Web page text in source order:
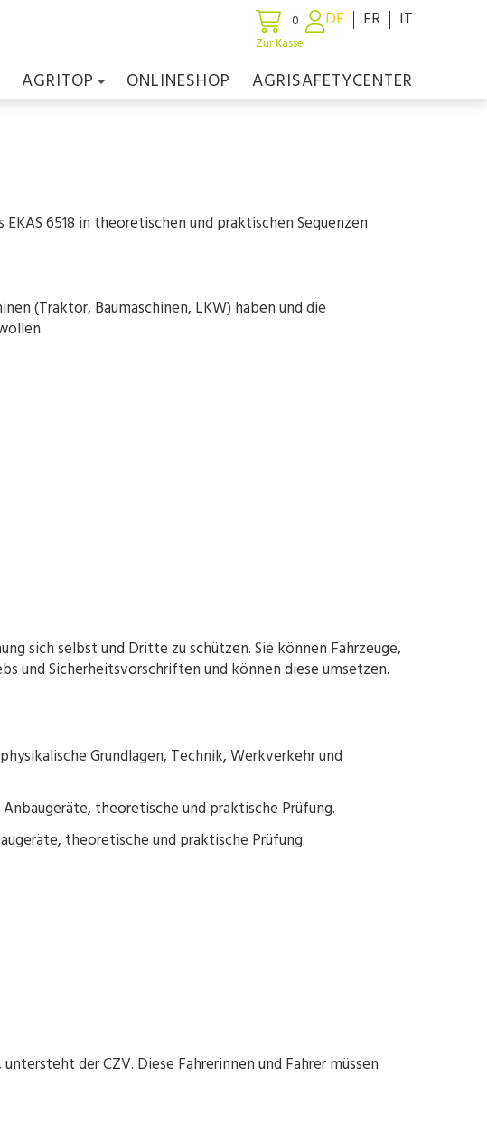
0
Zur Kasse
DE FR IT
AGRITOP ONLINESHOP AGRISAFETYCENTER
6518 in theoretischen und praktischen Sequenzen
(Traktor, Baumaschinen, LKW) haben und die
sich selbst und Dritte zu schützen. Sie können Fahrzeuge,
und Sicherheitsvorschriften und können diese umsetzen.
Grundlagen, Technik, Werkverkehr und
theoretische und praktische Prüfung.
theoretische und praktische Prüfung.
der CZV. Diese Fahrerinnen und Fahrer müssen